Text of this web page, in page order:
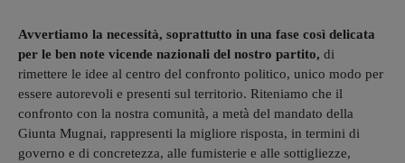
Avvertiamo la necessità, soprattutto in una fase così delicata
per le ben note vicende nazionali del nostro partito, di
rimettere le idee al centro del confronto politico, unico modo per
essere autorevoli e presenti sul territorio. Riteniamo che il
confronto con la nostra comunità, a metà del mandato della
Giunta Mugnai, rappresenti la migliore risposta, in termini di
governo e di concretezza, alle fumisterie e alle sottigliezze,